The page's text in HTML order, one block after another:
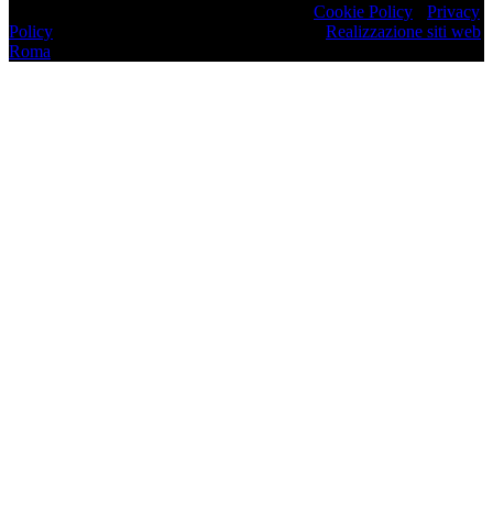
Cookie Policy
Privacy
Policy
Realizzazione siti web
Roma